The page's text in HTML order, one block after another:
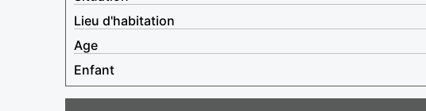
Lieu d'habitation
Age
Enfant